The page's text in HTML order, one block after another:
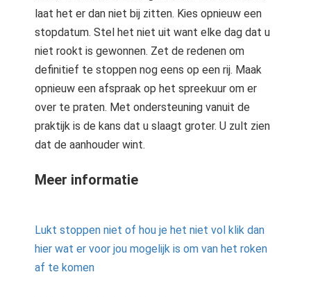
laat het er dan niet bij zitten. Kies opnieuw een
stopdatum. Stel het niet uit want elke dag dat u
niet rookt is gewonnen. Zet de redenen om
definitief te stoppen nog eens op een rij. Maak
opnieuw een afspraak op het spreekuur om er
over te praten. Met ondersteuning vanuit de
praktijk is de kans dat u slaagt groter. U zult zien
dat de aanhouder wint.
Meer informatie
Lukt stoppen niet of hou je het niet vol klik dan
hier wat er voor jou mogelijk is om van het roken
af te komen